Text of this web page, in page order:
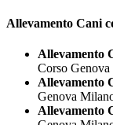
Allevamento Cani
Allevamento
Corso
Allevamento
Genova
Allevamento